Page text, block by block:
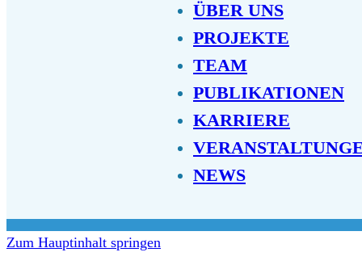
Zum Hauptinhalt springen
ÜBER UNS
PROJEKTE
TEAM
PUBLIKATIONEN
KARRIERE
NEWS